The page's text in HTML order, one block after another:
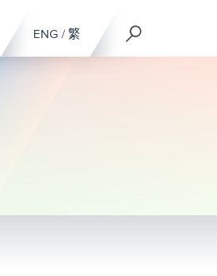
ENG / 繁